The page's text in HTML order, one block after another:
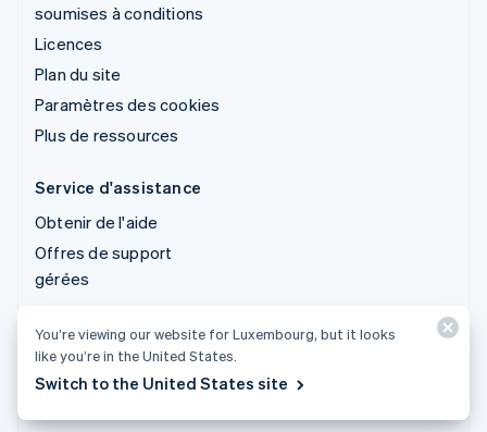
soumises à conditions
Licences
Plan du site
Paramètres des cookies
Plus de ressources
Service d'assistance
Obtenir de l'aide
Offres de support
gérées
© 2026 Stripe, LLC
You’re viewing our website for Luxembourg, but it looks
like you’re in the United States.
Switch to the United States site